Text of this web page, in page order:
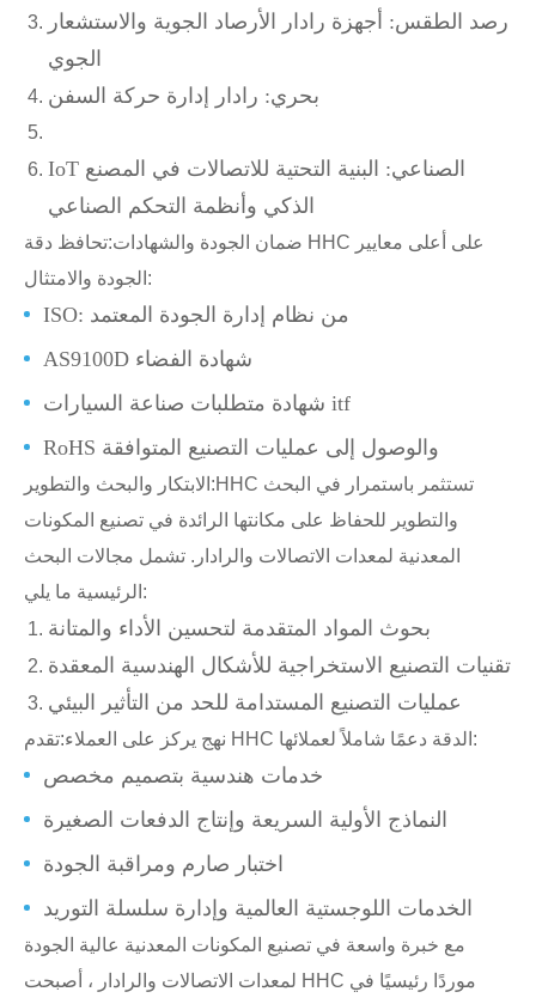
رصد الطقس: أجهزة رادار الأرصاد الجوية والاستشعار
الجوي
بحري: رادار إدارة حركة السفن
IoT الصناعي: البنية التحتية للاتصالات في المصنع
الذكي وأنظمة التحكم الصناعي
ضمان الجودة والشهادات:تحافظ دقة HHC على أعلى معايير
الجودة والامتثال:
ISO: من نظام إدارة الجودة المعتمد
AS9100D شهادة الفضاء
شهادة متطلبات صناعة السيارات itf
RoHS والوصول إلى عمليات التصنيع المتوافقة
الابتكار والبحث والتطوير:HHC تستثمر باستمرار في البحث
والتطوير للحفاظ على مكانتها الرائدة في تصنيع المكونات
المعدنية لمعدات الاتصالات والرادار. تشمل مجالات البحث
الرئيسية ما يلي:
بحوث المواد المتقدمة لتحسين الأداء والمتانة
تقنيات التصنيع الاستخراجية للأشكال الهندسية المعقدة
عمليات التصنيع المستدامة للحد من التأثير البيئي
نهج يركز على العملاء: تقدم HHC الدقة دعمًا شاملاً لعملائها:
خدمات هندسية بتصميم مخصص
النماذج الأولية السريعة وإنتاج الدفعات الصغيرة
اختبار صارم ومراقبة الجودة
الخدمات اللوجستية العالمية وإدارة سلسلة التوريد
مع خبرة واسعة في تصنيع المكونات المعدنية عالية الجودة
لمعدات الاتصالات والرادار ، أصبحت HHC موردًا رئيسيًا في